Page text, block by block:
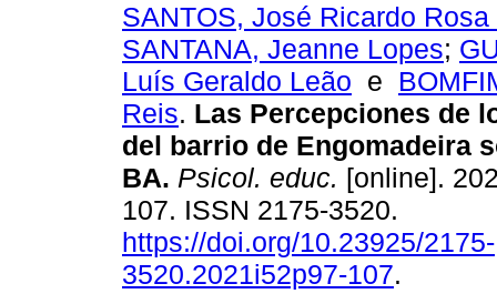
SANTOS, José Ricardo Rosa
SANTANA, Jeanne Lopes;
Luís Geraldo Leão e
Reis. Las Percepciones de
del barrio de Engomadeira
BA. Psicol. educ. [online].
107. ISSN 2175-3520.
https://doi.org/10.23925/2175-
3520.2021i52p97-107.